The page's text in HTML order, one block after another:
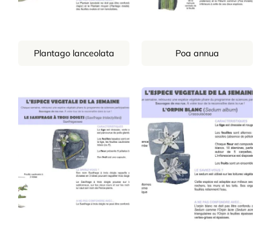
Plantago lanceolata Poa annua